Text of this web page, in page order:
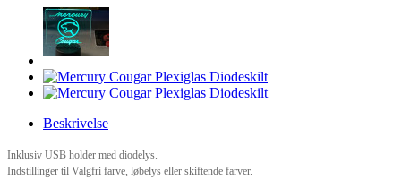
Beskrivelse
Inklusiv USB holder med diodelys.
Indstillinger til Valgfri farve, løbelys eller skiftende farver.